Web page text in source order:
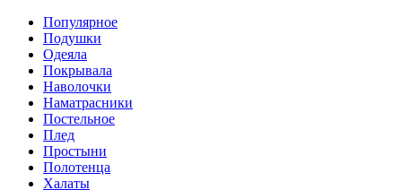
Популярное
Подушки
Одеяла
Покрывала
Наволочки
Наматрасники
Постельное
Плед
Простыни
Полотенца
Халаты